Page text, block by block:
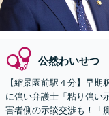
公然わいせつ
【縮景園前駅４分】早
に強い弁護士「粘り強い
害者側の示談交渉も！「